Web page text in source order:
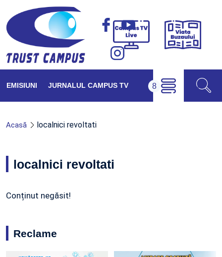
Campus
Viața
EMISIUNI JURNALUL CAMPUS TV
Acasă localnici revoltati
localnici revoltati
Conținut negăsit!
Reclame